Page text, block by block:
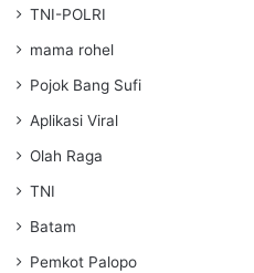
TNI-POLRI
mama rohel
Pojok Bang Sufi
Aplikasi Viral
Olah Raga
TNI
Batam
Pemkot Palopo